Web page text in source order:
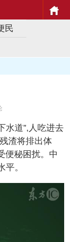
民
道”,人吃进去
渣将排出体
便秘困扰。中
。